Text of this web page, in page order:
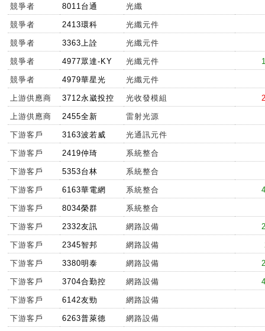
競爭者 8011台通 光纖
競爭者 2413環科 光纖元件
競爭者 3363上詮 光纖元件
競爭者 4977眾達-KY 光纖元件
競爭者 4979華星光 光纖元件
上游供應商 3712永崴投控 光收發模組
上游供應商 2455全新 雷射光源
下游客戶 3163波若威 光通訊元件
下游客戶 2419仲琦 系統整合
下游客戶 5353台林 系統整合
下游客戶 6163華電網 系統整合
下游客戶 8034榮群 系統整合
下游客戶 2332友訊 網路設備
下游客戶 2345智邦 網路設備
下游客戶 3380明泰 網路設備
下游客戶 3704合勤控 網路設備
下游客戶 6142友勁 網路設備
下游客戶 6263普萊德 網路設備